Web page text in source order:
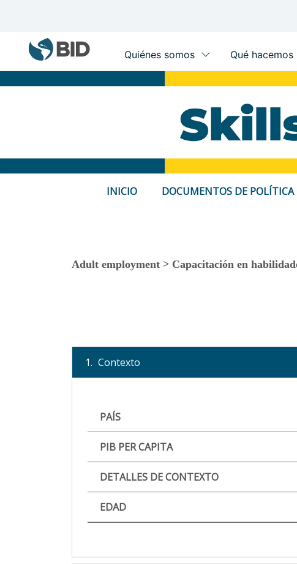
Main
navigation
INICIO DOCUMENTOS DE POLÍTICA
Adult employment > Capacitación en
1. Contexto
PAÍS
PIB PER CAPITA
DETALLES DE CONTEXTO
EDAD